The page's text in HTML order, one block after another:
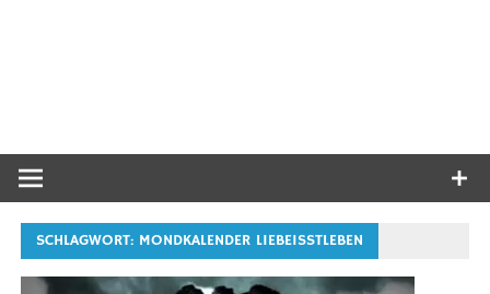
SCHLAGWORT: MONDKALENDER LIEBEISSTLEBEN